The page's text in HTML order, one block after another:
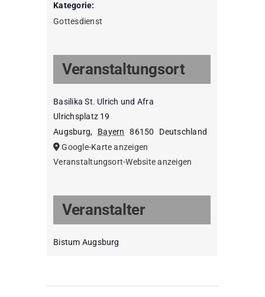
Kategorie:
Gottesdienst
Veranstaltungsort
Basilika St. Ulrich und Afra
Ulrichsplatz 19
Augsburg, Bayern 86150
Deutschland
Google-Karte anzeigen
Veranstaltungsort-Website anzeigen
Veranstalter
Bistum Augsburg